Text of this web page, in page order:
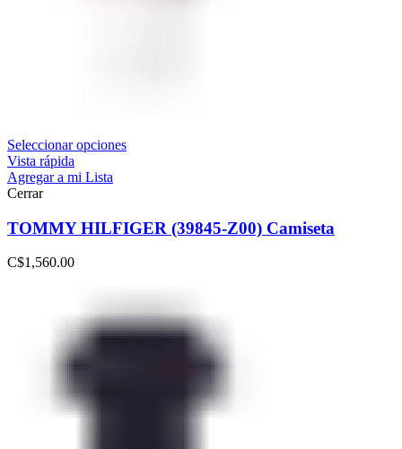
Seleccionar opciones
Vista rápida
Agregar a mi Lista
Cerrar
TOMMY HILFIGER (39845-Z00) Camiseta
C$1,560.00